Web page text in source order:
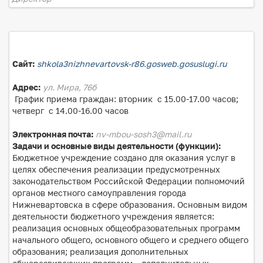
Сайт: shkola3nizhnevartovsk-r86.gosweb.gosuslugi.ru
Адрес: ул. Мира, 76б
График приема граждан: вторник с 15.00-17.00 часов;
четверг с 14.00-16.00 часов
Электронная почта: nv-mbou-sosh3@mail.ru
Задачи и основные виды деятельности (функции):
Бюджетное учреждение создано для оказания услуг в
целях обеспечения реализации предусмотренных
законодательством Российской Федерации полномочий
органов местного самоуправления города
Нижневартовска в сфере образования. Основным видом
деятельности бюджетного учреждения является:
реализация основных общеобразовательных программ
начального общего, основного общего и среднего общего
образования; реализация дополнительных